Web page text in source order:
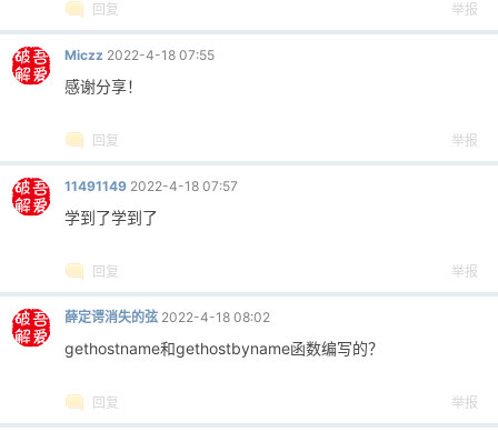
回复 举报
Miczz 2022-4-18 07:55
感谢分享！
回复 举报
11491149 2022-4-18 07:57
学到了学到了
回复 举报
薛定谔消失的弦 2022-4-18 08:02
gethostname和gethostbyname函数编写的？
回复 举报